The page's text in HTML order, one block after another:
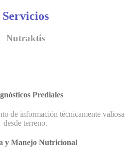
Servicios
Nutraktis
Prediales
de información técnicamente valiosa
desde terreno.
y Manejo Nutricional